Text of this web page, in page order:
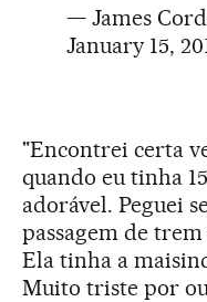
— James
January 15,
"Encontrei certa
quando eu tinha
adorável. Peguei
passagem de
Ela tinha a
Muito triste por